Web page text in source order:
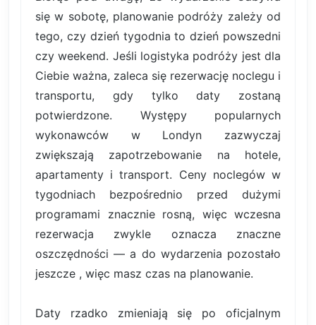
się w sobotę, planowanie podróży zależy od
tego, czy dzień tygodnia to dzień powszedni
czy weekend. Jeśli logistyka podróży jest dla
Ciebie ważna, zaleca się rezerwację noclegu i
transportu, gdy tylko daty zostaną
potwierdzone. Występy popularnych
wykonawców w Londyn zazwyczaj
zwiększają zapotrzebowanie na hotele,
apartamenty i transport. Ceny noclegów w
tygodniach bezpośrednio przed dużymi
programami znacznie rosną, więc wczesna
rezerwacja zwykle oznacza znaczne
oszczędności — a do wydarzenia pozostało
jeszcze , więc masz czas na planowanie.
Daty rzadko zmieniają się po oficjalnym